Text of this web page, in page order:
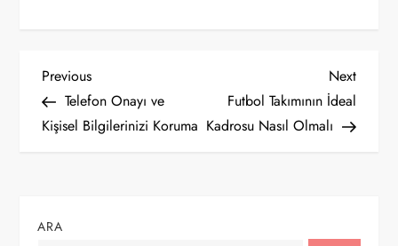
Y
a
Previous
Post
Previous
Telefon Onayı ve
Kişisel Bilgilerinizi Koruma
Next
Post
Next
Futbol Takımının İdeal
Kadrosu Nasıl Olmalı
ARA